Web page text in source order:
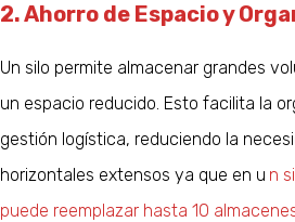
2. Ahorro de Espacio y
Un silo permite almacenar grandes
un espacio reducido. Esto facilita la
gestión logística, reduciendo la
horizontales extensos ya que en u n
puede reemplazar hasta 10